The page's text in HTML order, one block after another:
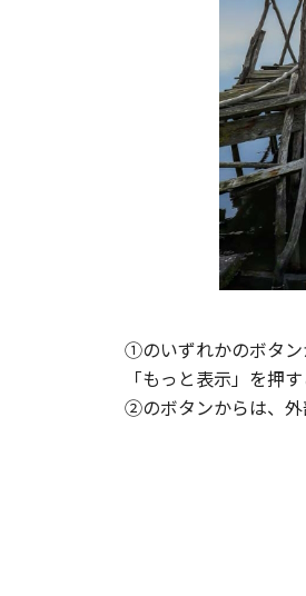
①のいずれかのボタン
「もっと表示」を押
②のボタンからは、外